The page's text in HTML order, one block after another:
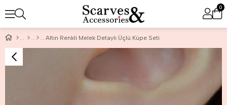
0
Altın Renkli Melek Detaylı Üçlü Küpe Seti